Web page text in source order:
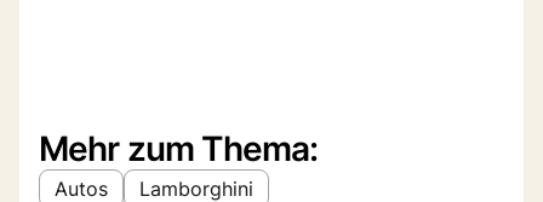
Mehr zum Thema:
Autos Lamborghini